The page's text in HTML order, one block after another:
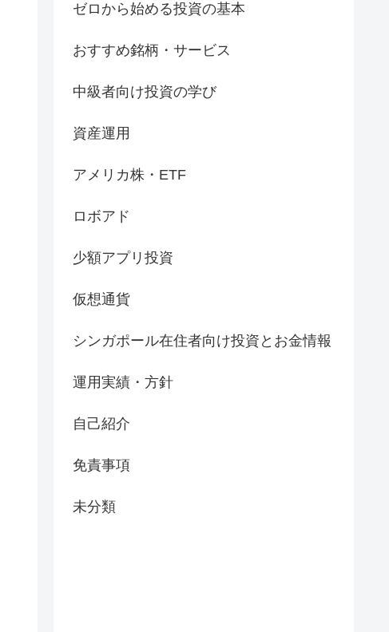
ゼロから始める投資の基本
おすすめ銘柄・サービス
中級者向け投資の学び
資産運用
アメリカ株・ETF
ロボアド
少額アプリ投資
仮想通貨
シンガポール在住者向け投資とお金情報
運用実績・方針
自己紹介
免責事項
未分類